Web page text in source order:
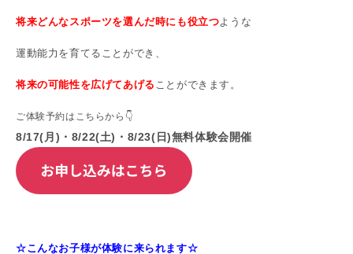
将来どんなスポーツを選んだ時にも役立つような
運動能力を育てることができ、
将来の可能性を広げてあげる ことができます。
ご体験予約はこちらから👇
8/17(月)・8/22(土)・8/23(日)無料体験会開催
☆こんなお子様が体験に来られます☆